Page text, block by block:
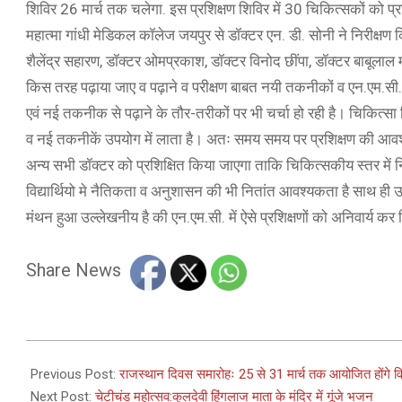
शिविर 26 मार्च तक चलेगा. इस प्रशिक्षण शिविर में 30 चिकित्सकों को
महात्मा गांधी मेडिकल कॉलेज जयपुर से डॉक्टर एन. डी. सोनी ने निरीक्षण
शैलेंद्र सहारण, डॉक्टर ओमप्रकाश, डॉक्टर विनोद छींपा, डॉक्टर बाबूलाल
किस तरह पढ़ाया जाए व पढ़ाने व परीक्षण बाबत नयी तकनीकों व
एवं नई तकनीक से पढ़ाने के तौर-तरीकों पर भी चर्चा हो रही है।
व नई तकनीकें उपयोग में लाता है। अतः समय समय पर प्रशिक्षण की
अन्य सभी डॉक्टर को प्रशिक्षित किया जाएगा ताकि चिकित्सकीय स्तर में
विद्यार्थियो मे नैतिकता व अनुशासन की भी नितांत आवश्यकता है साथ
मंथन हुआ उल्लेखनीय है की एन.एम.सी. में ऐसे प्रशिक्षणों को अनिवार्य कर
Share News
03-
24
Previous Post:राजस्थान दिवस समारोहः 25 से 31 मार्च तक आयोजित होंगे
Next Post:चेटीचंड महोत्सव:कुलदेवी हिंगलाज माता के मंदिर में गूंजे भजन